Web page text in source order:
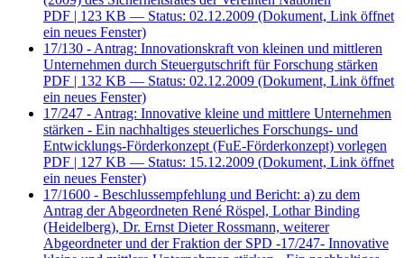
PDF | 123 KB — Status: 02.12.2009 (Dokument, Link öffnet
ein neues Fenster)
17/130 - Antrag: Innovationskraft von kleinen und mittleren
Unternehmen durch Steuergutschrift für Forschung stärken
PDF | 132 KB — Status: 02.12.2009 (Dokument, Link öffnet
ein neues Fenster)
17/247 - Antrag: Innovative kleine und mittlere Unternehmen
stärken - Ein nachhaltiges steuerliches Forschungs- und
Entwicklungs-Förderkonzept (FuE-Förderkonzept) vorlegen
PDF | 127 KB — Status: 15.12.2009 (Dokument, Link öffnet
ein neues Fenster)
17/1600 - Beschlussempfehlung und Bericht: a) zu dem
Antrag der Abgeordneten René Röspel, Lothar Binding
(Heidelberg), Dr. Ernst Dieter Rossmann, weiterer
Abgeordneter und der Fraktion der SPD -17/247- Innovative